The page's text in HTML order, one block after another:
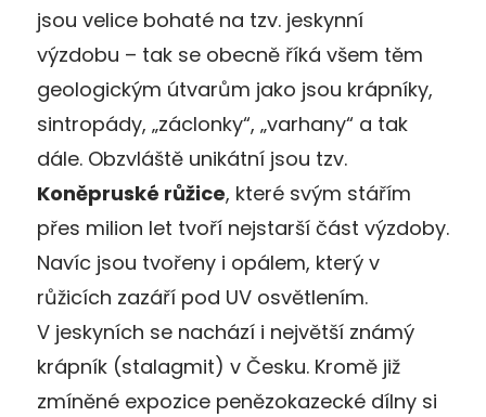
jsou velice bohaté na tzv. jeskynní
výzdobu – tak se obecně říká všem těm
geologickým útvarům jako jsou krápníky,
sintropády, „záclonky“, „varhany“ a tak
dále. Obzvláště unikátní jsou tzv.
Koněpruské růžice, které svým stářím
přes milion let tvoří nejstarší část výzdoby.
Navíc jsou tvořeny i opálem, který v
růžicích zazáří pod UV osvětlením.
V jeskyních se nachází i největší známý
krápník (stalagmit) v Česku. Kromě již
zmíněné expozice penězokazecké dílny si